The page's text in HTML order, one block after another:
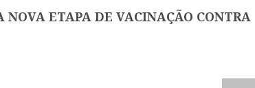
NOVA ETAPA DE VACINAÇÃO CONTRA